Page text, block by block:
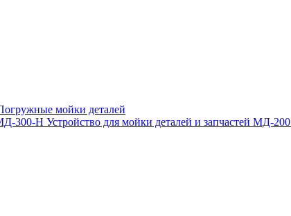
мойки деталей
300-H Устройство для мойки деталей и запчастей МД-200